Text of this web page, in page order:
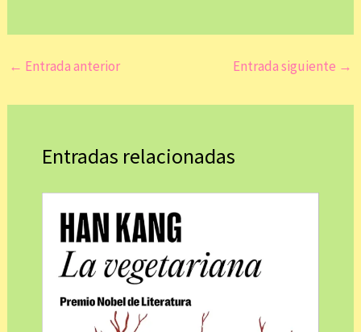
← Entrada anterior Entrada siguiente →
Entradas relacionadas